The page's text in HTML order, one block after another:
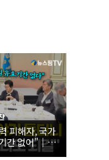
피해자, 국가
간 없어"｜
오찬